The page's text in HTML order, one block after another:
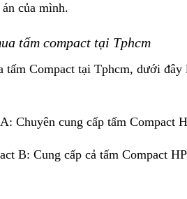
của mình.
tấm compact tại Tphcm
tấm Compact tại Tphcm, dưới
Chuyên cung cấp tấm Compact
B: Cung cấp cả tấm Compact